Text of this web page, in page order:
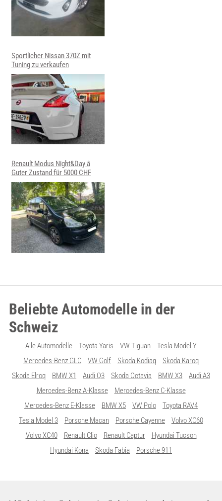
Sportlicher Nissan 370Z mit
Tuning zu verkaufen
Renault Modus Night&Day â
Guter Zustand für 5000 CHF
Beliebte Automodelle in der
Schweiz
Alle Automodelle Toyota Yaris VW Tiguan
Tesla Model Y
Mercedes-Benz GLC
VW Golf Skoda Kodiaq
Skoda Karoq
Skoda Elroq
BMW X1 Audi Q3 Skoda Octavia BMW X3
Audi A3
Mercedes-Benz A-Klasse
Mercedes-Benz C-Klasse
Mercedes-Benz E-Klasse
BMW X5 VW Polo
Toyota RAV4
Tesla Model 3
Porsche Macan Porsche Cayenne
Volvo XC60
Volvo XC40
Renault Clio Renault Captur
Hyundai Tucson
Hyundai Kona
Skoda Fabia Porsche 911